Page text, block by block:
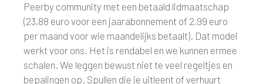
Peerby community met een betaald lidmaatschap
(23,88 euro voor een jaarabonnement of 2,99 euro
per maand voor wie maandelijks betaalt). Dat model
werkt voor ons. Het is rendabel en we kunnen ermee
schalen. We leggen bewust niet te veel regeltjes en
bepalingen op. Spullen die je uitleent of verhuurt